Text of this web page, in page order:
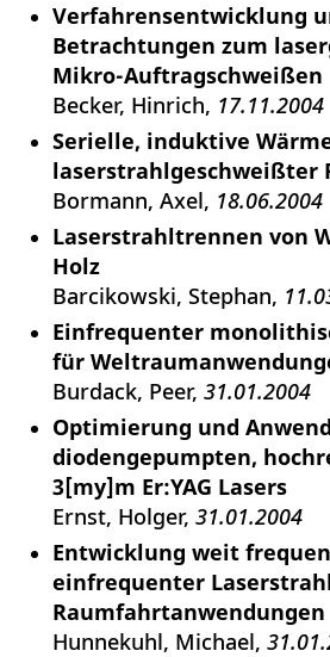
Verfahrensentwicklung
Betrachtungen zum
Mikro-Auftragschweißen
Becker, Hinrich 17.11.2004
Serielle, induktive
laserstrahlgeschweißter
Bormann, Axel 18.06.2004
Laserstrahltrennen von
Holz
Barcikowski, Stephan
Einfrequenter
für
Burdack, Peer 31.01.2004
Optimierung und
diodengepumpten,
3[my]m Er:YAG Lasers
Ernst, Holger 31.01.2004
Entwicklung weit
einfrequenter
Raumfahrtanwendungen
Hunnekuhl, Michael